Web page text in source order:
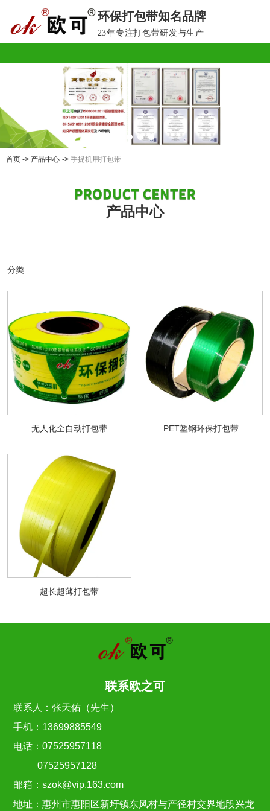
欢迎光临欧之可环保包装官方网站！环保打包带知名品牌
23年专注打包带研发与生产
首页 -> 产品中心 -> 手提机用打包带
产品中心
分类
无人化全自动打包带 PET塑钢环保打包带
超长超薄打包带
联系欧之可
联系人：张天佑（先生）
手机：13699885549
电话：07525957118
07525957128
邮箱：szok@vip.163.com
地址：惠州市惠阳区新圩镇东风村与产径村交界地段兴龙